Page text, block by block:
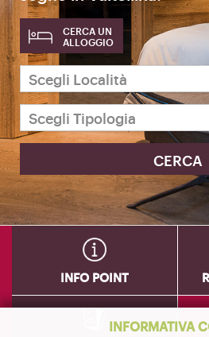
INFORMATIVA
CERCA UN
ALLOGGIO
INFO POINT